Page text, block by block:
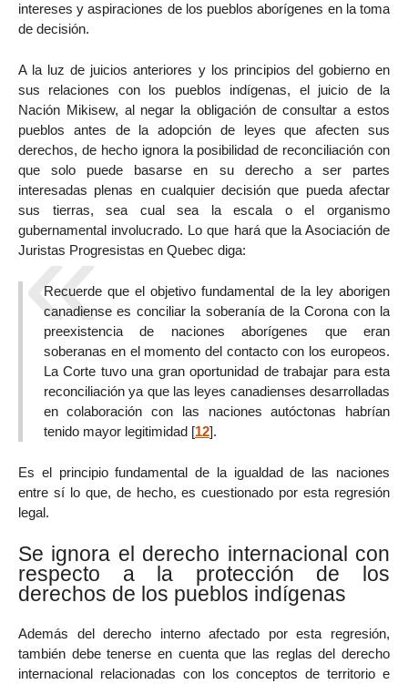
intereses y aspiraciones de los pueblos aborígenes en la toma
de decisión.
A la luz de juicios anteriores y los principios del gobierno en
sus relaciones con los pueblos indígenas, el juicio de la
Nación Mikisew, al negar la obligación de consultar a estos
pueblos antes de la adopción de leyes que afecten sus
derechos, de hecho ignora la posibilidad de reconciliación con
que solo puede basarse en su derecho a ser partes
interesadas plenas en cualquier decisión que pueda afectar
sus tierras, sea cual sea la escala o el organismo
gubernamental involucrado. Lo que hará que la Asociación de
Juristas Progresistas en Quebec diga:
Recuerde que el objetivo fundamental de la ley aborigen
canadiense es conciliar la soberanía de la Corona con la
preexistencia de naciones aborígenes que eran
soberanas en el momento del contacto con los europeos.
La Corte tuvo una gran oportunidad de trabajar para esta
reconciliación ya que las leyes canadienses desarrolladas
en colaboración con las naciones autóctonas habrían
tenido mayor legitimidad[12].
Es el principio fundamental de la igualdad de las naciones
entre sí lo que, de hecho, es cuestionado por esta regresión
legal.
Se ignora el derecho internacional con
respecto a la protección de los
derechos de los pueblos indígenas
Además del derecho interno afectado por esta regresión,
también debe tenerse en cuenta que las reglas del derecho
internacional relacionadas con los conceptos de territorio e